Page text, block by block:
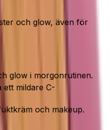
och glow, även för
glow i morgonrutinen.
ett mildare C-
och makeup.